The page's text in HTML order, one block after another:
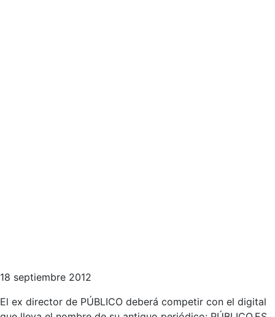
18 septiembre 2012
El ex director de PÚBLICO deberá competir con el digital